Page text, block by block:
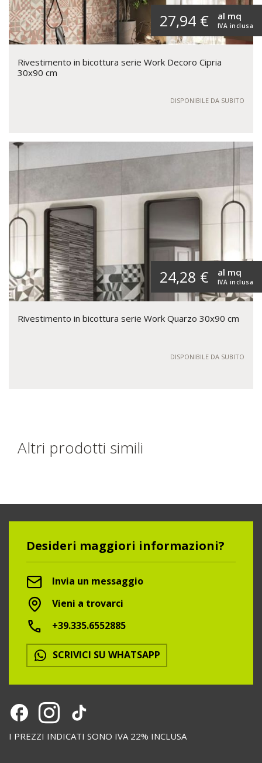
27,94 € IVA inclusa
al mq
Rivestimento in bicottura serie Work Decoro Cipria
30x90 cm
DISPONIBILE DA SUBITO
24,28 € IVA inclusa
al mq
Rivestimento in bicottura serie Work Quarzo 30x90 cm
DISPONIBILE DA SUBITO
Altri prodotti simili
Desideri maggiori informazioni?
Invia un messaggio
Vieni a trovarci
+39.335.6552885
SCRIVICI SU WHATSAPP
I PREZZI INDICATI SONO IVA 22% INCLUSA